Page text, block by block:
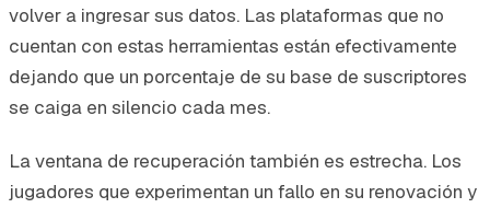
volver a ingresar sus datos. Las plataformas que no
cuentan con estas herramientas están efectivamente
dejando que un porcentaje de su base de suscriptores
se caiga en silencio cada mes.
La ventana de recuperación también es estrecha. Los
jugadores que experimentan un fallo en su renovación y